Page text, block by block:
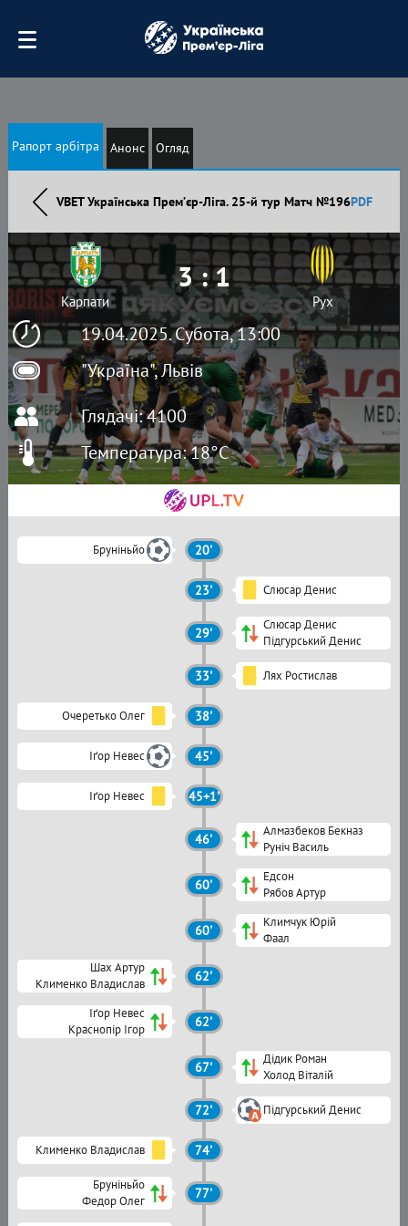
Рапорт арбітра Анонс Огляд
VBET Українська Премʼєр-Ліга. 25-й тур Матч №196PDF
19.04.2025. Субота, 13:00
"Україна", Львів
Карпати
3 : 1
Рух
Глядачі: 4100
Температура: 18°C
Бруніньйо 20'
23' Слюсар Денис
29'
Слюсар Денис
Підгурський Денис
33' Лях Ростислав
Очеретько Олег 38'
Іґор Невес 45'
Іґор Невес 45+1'
46'
Алмазбеков Бекназ
Руніч Василь
60'
Едсон
Рябов Артур
60'
Климчук Юрій
Фаал
Шах Артур
Клименко Владислав
62'
Іґор Невес
Краснопір Ігор
62'
67'
Дідик Роман
Холод Віталій
72' Підгурський Денис
Клименко Владислав 74'
Бруніньйо
Федор Олег
77'